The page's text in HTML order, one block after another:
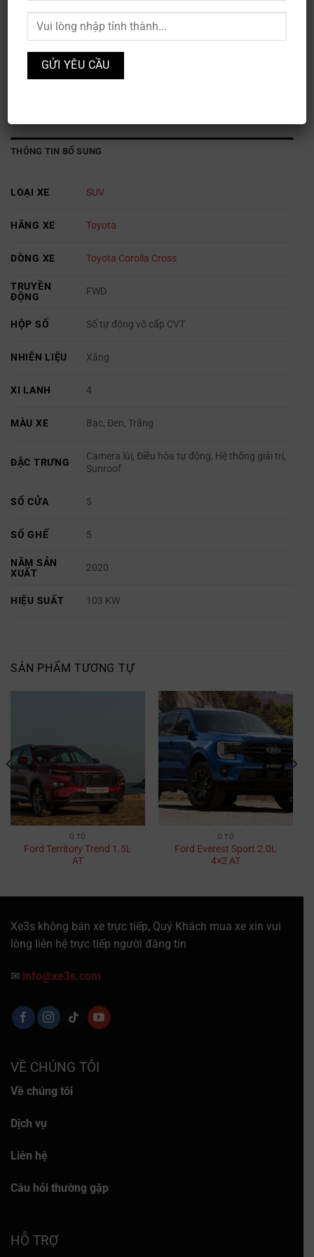
Danh mục:Ô TÔ,Toyota
THÔNG TIN BỔ SUNG
LOẠI XE SUV
HÃNG XE Toyota
DÒNG XE Toyota Corolla Cross
TRUYỀN
ĐỘNG
FWD
HỘP SỐ Số tự động vô cấp CVT
NHIÊN LIỆU Xăng
XI LANH 4
MÀU XE Bạc, Đen, Trắng
ĐẶC TRƯNG
Camera lùi, Điều hòa tự động, Hệ thống giải trí,
Sunroof
SỐ CỬA 5
SỐ GHẾ 5
NĂM SẢN
XUẤT
2020
HIỆU SUẤT 103 KW
SẢN PHẨM TƯƠNG TỰ
Ô TÔ
Ford Territory Trend 1.5L
AT
Ô TÔ
Ford Everest Sport 2.0L
4×2 AT
Xe3s không bán xe trực tiếp, Quý Khách mua xe xin vui
lòng liên hệ trực tiếp người đăng tin
✉ info@xe3s.com
VỀ CHÚNG TÔI
Về chúng tôi
Dịch vụ
Liên hệ
Câu hỏi thường gặp
HỖ TRỢ